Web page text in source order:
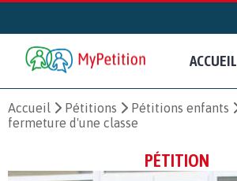
ACCUEIL
Accueil Pétitions Pétitions enfants
fermeture d'une classe
PÉTITION